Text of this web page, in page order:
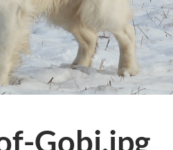
Gobi.jpg